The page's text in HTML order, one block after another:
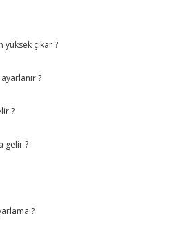
çıkar ?
?
?
gelir ?
?